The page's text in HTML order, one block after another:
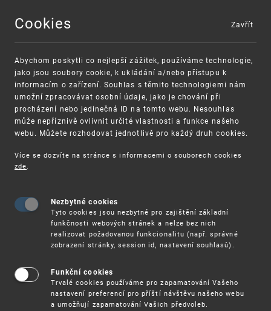
MENU
VAROVÁNÍ
Finanční podpora
Vynálezy / Patenty
Cookies
Abychom poskytli co nejlepší zážitek, používáme technologie,
jako jsou soubory cookie, k ukládání a/nebo přístupu k
informacím o zařízení. Souhlas s těmito technologiemi nám
umožní zpracovávat osobní údaje, jako je chování při
procházení nebo jedinečná ID na tomto webu. Nesouhlas
může nepříznivě ovlivnit určité vlastnosti a funkce našeho
webu. Můžete rozhodovat jednotlivě pro každý druh cookies.
Více se dozvíte na stránce s informacemi o souborech cookies
zde.
Nezbytné cookies
Tyto cookies jsou nezbytné pro zajištění základní
funkčnosti webových stránek a nelze bez nich
realizovat požadovanou funkcionalitu (např. správné
zobrazení stránky, session id, nastavení souhlasů).
Funkční cookies
Trvalé cookies používáme pro zapamatování Vašeho
nastavení preferencí pro příští návštěvu našeho webu
a umožňují zapamatování Vašich předvoleb.
Zavřít